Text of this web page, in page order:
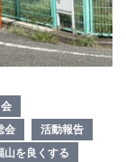
会
活動報告
山を良くする